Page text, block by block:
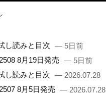
し読みと目次 — 5日前
8月19日発売 — 5日前
し読みと目次 — 2026.07.28
8月5日発売 — 2026.07.28